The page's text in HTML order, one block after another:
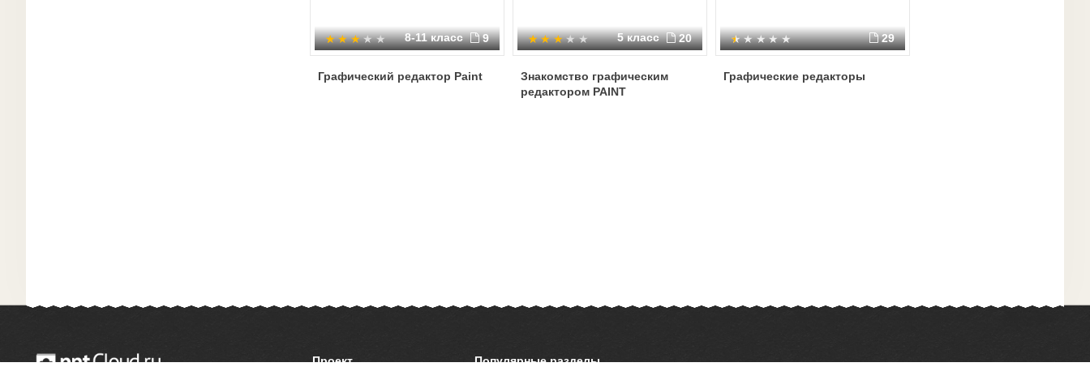
8-11 класс 9
Графический редактор Paint
5 класс 20
Знакомство графическим
редактором PAINT
29
Графические редакторы
Проект
Популярные разделы